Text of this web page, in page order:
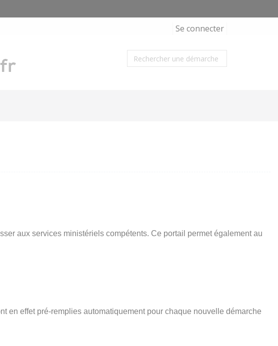
Se connecter
aux services ministériels compétents. Ce portail permet également au
en effet pré-remplies automatiquement pour chaque nouvelle démarche